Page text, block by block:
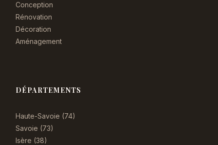
Conception
Rénovation
Décoration
Aménagement
DÉPARTEMENTS
Haute-Savoie (74)
Savoie (73)
Isère (38)